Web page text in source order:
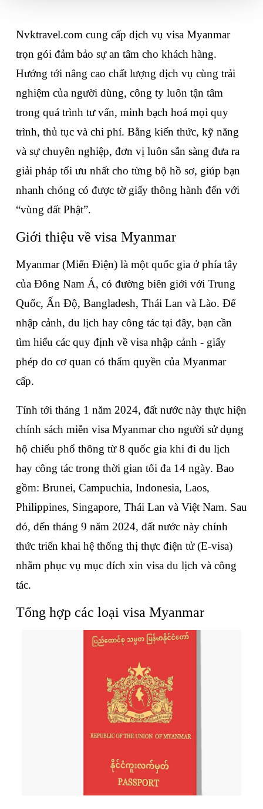
Nvktravel.com cung cấp dịch vụ visa Myanmar
trọn gói đảm bảo sự an tâm cho khách hàng.
Hướng tới nâng cao chất lượng dịch vụ cùng trải
nghiệm của người dùng, công ty luôn tận tâm
trong quá trình tư vấn, minh bạch hoá mọi quy
trình, thủ tục và chi phí. Bằng kiến thức, kỹ năng
và sự chuyên nghiệp, đơn vị luôn sẵn sàng đưa ra
giải pháp tối ưu nhất cho từng bộ hồ sơ, giúp bạn
nhanh chóng có được tờ giấy thông hành đến với
“vùng đất Phật”.
Giới thiệu về visa Myanmar
Myanmar (Miến Điện) là một quốc gia ở phía tây
của Đông Nam Á, có đường biên giới với Trung
Quốc, Ấn Độ, Bangladesh, Thái Lan và Lào. Để
nhập cảnh, du lịch hay công tác tại đây, bạn cần
tìm hiểu các quy định về visa nhập cảnh - giấy
phép do cơ quan có thẩm quyền của Myanmar
cấp.
Tính tới tháng 1 năm 2024, đất nước này thực hiện
chính sách miễn visa Myanmar cho người sử dụng
hộ chiếu phổ thông từ 8 quốc gia khi đi du lịch
hay công tác trong thời gian tối đa 14 ngày. Bao
gồm: Brunei, Campuchia, Indonesia, Laos,
Philippines, Singapore, Thái Lan và Việt Nam. Sau
đó, đến tháng 9 năm 2024, đất nước này chính
thức triển khai hệ thống thị thực điện tử (E-visa)
nhằm phục vụ mục đích xin visa du lịch và công
tác.
Tổng hợp các loại visa Myanmar